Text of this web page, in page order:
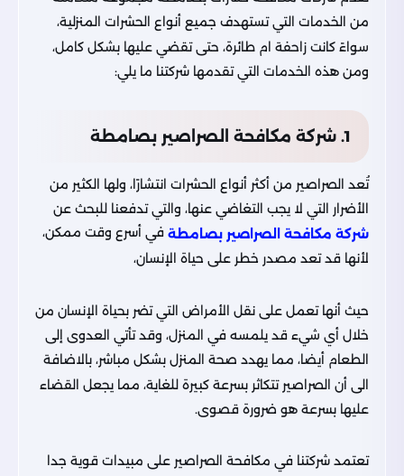
من الخدمات التي تستهدف جميع أنواع الحشرات المنزلية،
سواءً كانت زاحفة ام طائرة، حتى تقضي عليها بشكل كامل،
ومن هذه الخدمات التي تقدمها شركتنا ما يلي:
1. شركة مكافحة الصراصير بصامطة
تُعد الصراصير من أكثر أنواع الحشرات انتشارًا، ولها الكثير من
الأضرار التي لا يجب التغاضي عنها، والتي تدفعنا للبحث عن
شركة مكافحة الصراصير بصامطة في أسرع وقت ممكن،
لأنها قد تعد مصدر خطر على حياة الإنسان،
حيث أنها تعمل على نقل الأمراض التي تضر بحياة الإنسان من
خلال أي شيء قد يلمسه في المنزل، وقد تأتي العدوى إلى
الطعام أيضا، مما يهدد صحة المنزل بشكل مباشر، بالاضافة
الى أن الصراصير تتكاثر بسرعة كبيرة للغاية، مما يجعل القضاء
عليها بسرعة هو ضرورة قصوى.
تعتمد شركتنا في مكافحة الصراصير على مبيدات قوية جدا